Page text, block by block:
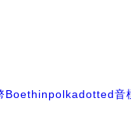
Boethinpolkadotted音